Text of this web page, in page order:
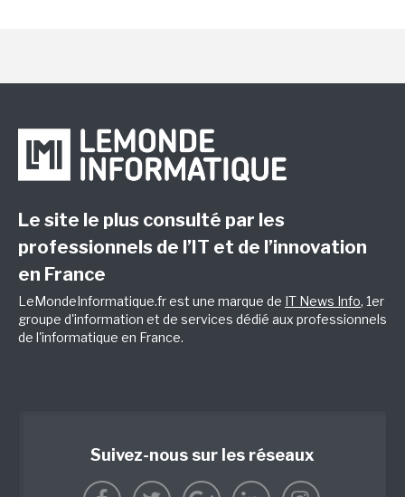
Le site le plus consulté par les
professionnels de l’IT et de l’innovation
en France
LeMondeInformatique.fr est une marque de IT News Info, 1er
groupe d'information et de services dédié aux professionnels
de l'informatique en France.
Suivez-nous sur les réseaux